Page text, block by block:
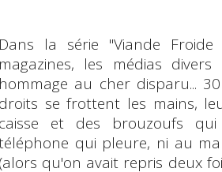
Dans la série "Viande
magazines, les médias
hommage au cher disparu...
droits se frottent les mains,
caisse et des brouzoufs qui
qui pleure, ni au
(alors qu'on avait repris deux